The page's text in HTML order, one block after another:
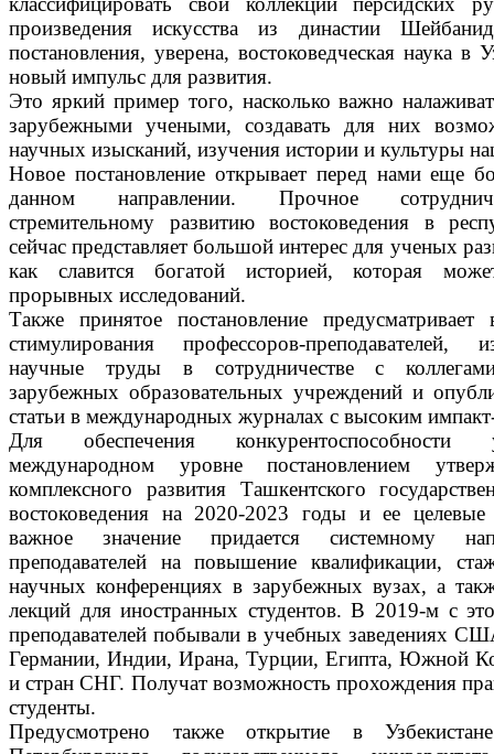
произведения искусства из династии
постановления, уверена, востоковедческая наука в
новый импульс для развития.
Это яркий пример того, насколько важно
зарубежными учеными, создавать для них
научных изысканий, изучения истории и культуры
Новое постановление открывает перед нами еще
данном направлении. Прочное
стремительному развитию востоковедения в
сейчас представляет большой интерес для ученых
как славится богатой историей, которая
прорывных исследований.
Также принятое постановление предусматривает
стимулирования профессоров-преподавателей,
научные труды в сотрудничестве с
зарубежных образовательных учреждений и
статьи в международных журналах с высоким
Для обеспечения конкурентоспособности
международном уровне постановлением
комплексного развития Ташкентского
востоковедения на 2020-2023 годы и ее целевые
важное значение придается системному
преподавателей на повышение квалификации,
научных конференциях в зарубежных вузах, а
лекций для иностранных студентов. В 2019-м с
преподавателей побывали в учебных заведениях
Германии, Индии, Ирана, Турции, Египта, Южной
и стран СНГ. Получат возможность прохождения
студенты.
Предусмотрено также открытие в